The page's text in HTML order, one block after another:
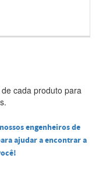
cada produto para
engenheiros de
ajudar a encontrar a